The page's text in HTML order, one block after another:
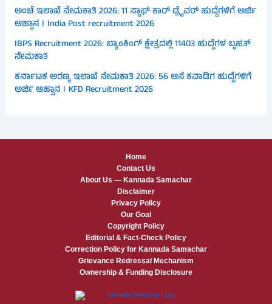
ಅಂಚೆ ಇಲಾಖೆ ನೇಮಕಾತಿ 2026: 11 ಸ್ಟಾಫ್ ಕಾರ್ ಡ್ರೈವರ್ ಹುದ್ದೆಗಳಿಗೆ ಅರ್ಜಿ
ಆಹ್ವಾನ । India Post recruitment 2026
IBPS Recruitment 2026: ಬ್ಯಾಂಕಿಂಗ್ ಕ್ಷೇತ್ರದಲ್ಲಿ 11403 ಹುದ್ದೆಗಳ ಬೃಹತ್
ನೇಮಕಾತಿ
ಕರ್ನಾಟಕ ಅರಣ್ಯ ಇಲಾಖೆ ನೇಮಕಾತಿ 2026: 56 ಆನೆ ಕವಾಡಿಗ ಹುದ್ದೆಗಳಿಗೆ
ಅರ್ಜಿ ಆಹ್ವಾನ । KFD Recruitment 2026
Home
Contact Us
About Us — Kannada Samachar
Disclaimer
Privacy Policy
Our Goal
Copyright Policy
Editorial & Fact-Check Policy
Correction Policy for Kannada Samachar
Grievance Redressal Mechanism
Ownership & Funding Disclosure